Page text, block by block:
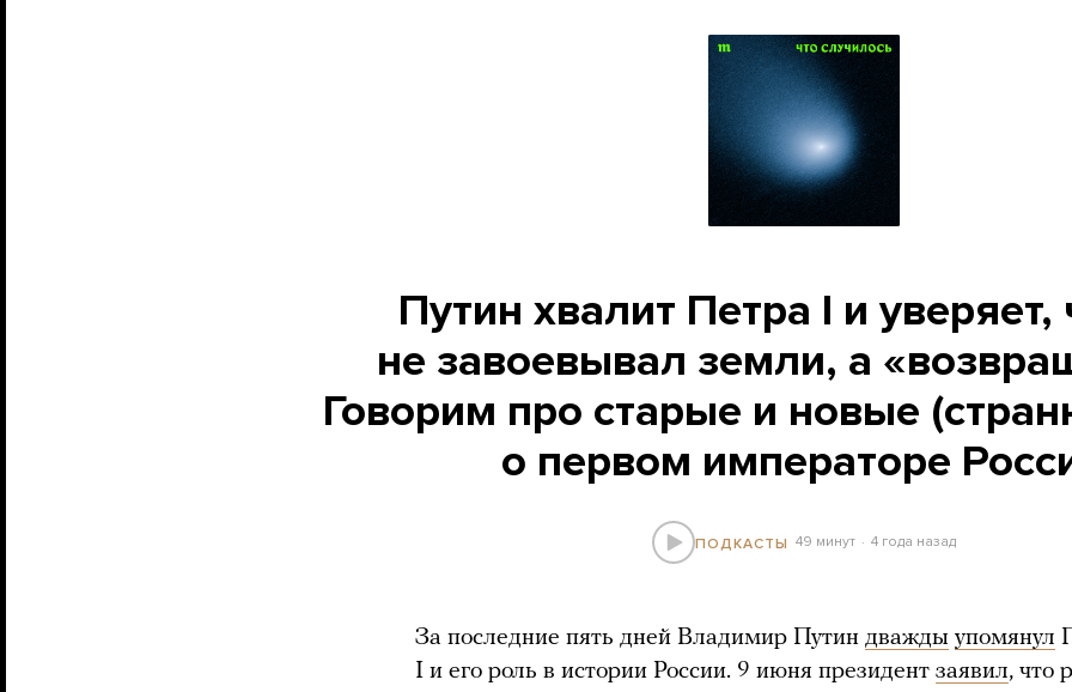
Путин хвалит Петра I и уверяет,
не завоевывал земли, а
Говорим про старые и новые
о первом императоре
ПОДКАСТЫ 49 минут 4 года назад
За последние пять дней Владимир Путин дважды упомянул
I и его роль в истории России. 9 июня президент заявил, что